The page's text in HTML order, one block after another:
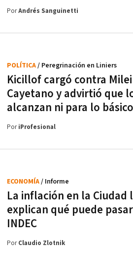
PorAndrés Sanguinetti
Kicillof cargó contra Milei
Cayetano y advirtió que
alcanzan ni para lo básico
POLÍTICA/ Peregrinación en Liniers
PoriProfesional
La inflación en la Ciudad
explican qué puede
INDEC
ECONOMÍA/ Informe
PorClaudio Zlotnik